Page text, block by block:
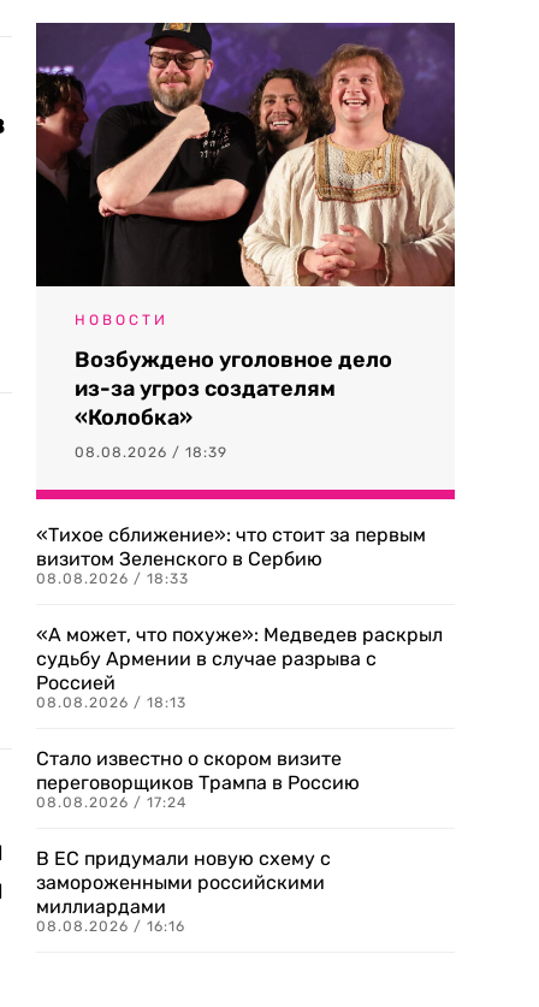
НОВОСТИ
Возбуждено уголовное дело
из-за угроз создателям
«Колобка»
08.08.2026 / 18:39
«Тихое сближение»: что стоит за первым
визитом Зеленского в Сербию
08.08.2026 / 18:33
«А может, что похуже»: Медведев раскрыл
судьбу Армении в случае разрыва с
Россией
08.08.2026 / 18:13
Стало известно о скором визите
переговорщиков Трампа в Россию
08.08.2026 / 17:24
В ЕС придумали новую схему с
замороженными российскими
миллиардами
08.08.2026 / 16:16